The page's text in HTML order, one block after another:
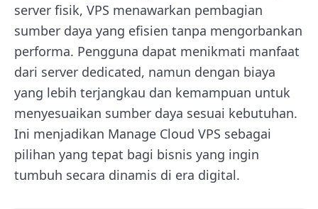
server fisik, VPS menawarkan pembagian
sumber daya yang efisien tanpa mengorbankan
performa. Pengguna dapat menikmati manfaat
dari server dedicated, namun dengan biaya
yang lebih terjangkau dan kemampuan untuk
menyesuaikan sumber daya sesuai kebutuhan.
Ini menjadikan Manage Cloud VPS sebagai
pilihan yang tepat bagi bisnis yang ingin
tumbuh secara dinamis di era digital.